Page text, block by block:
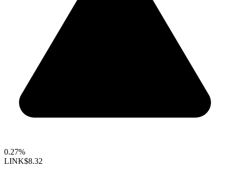
0.27%
LINK$8.32